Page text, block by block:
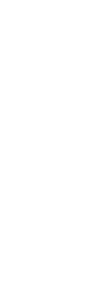
Agua
Quejas,
Es por ello
al
de
Retos